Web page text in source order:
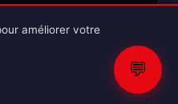
sans autorisation.
💬
améliorer votre